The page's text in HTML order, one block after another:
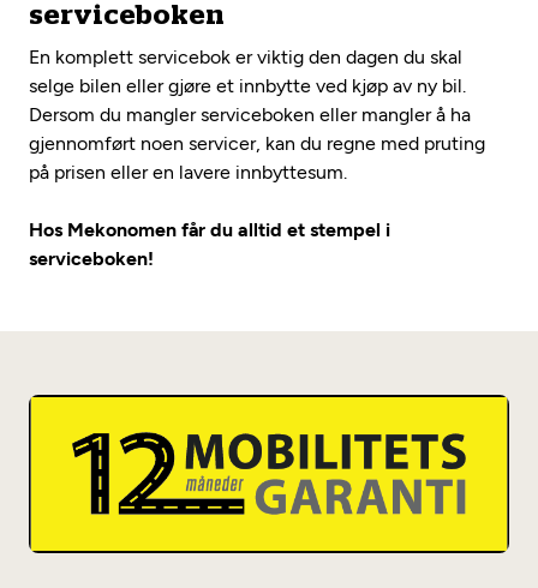
serviceboken
En komplett servicebok er viktig den dagen du skal
selge bilen eller gjøre et innbytte ved kjøp av ny bil.
Dersom du mangler serviceboken eller mangler å ha
gjennomført noen servicer, kan du regne med pruting
på prisen eller en lavere innbyttesum.
Hos Mekonomen får du alltid et stempel i
serviceboken!